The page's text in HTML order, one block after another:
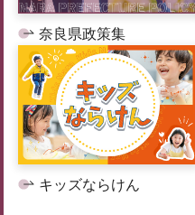
奈良県政策集
キッズならけん